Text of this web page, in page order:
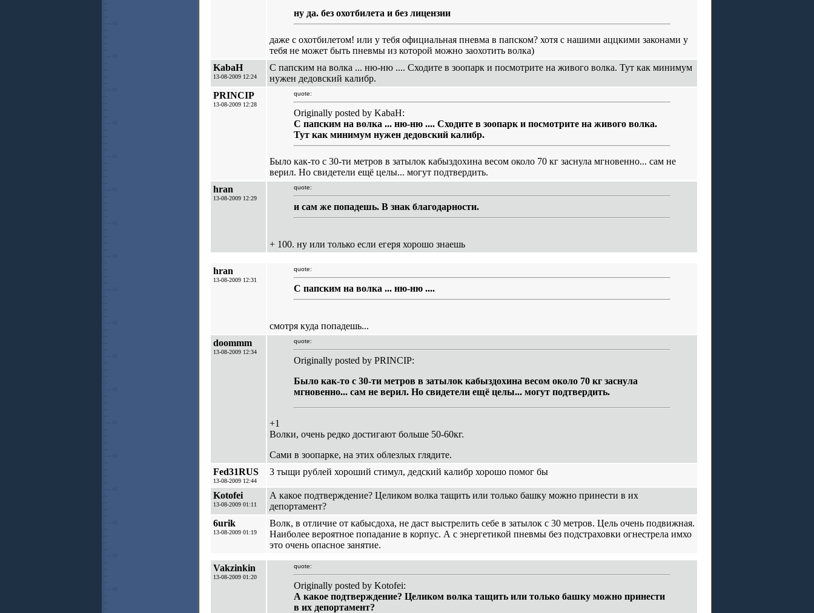
ну да. без охотбилета и без лицензии
даже с охотбилетом! или у тебя официальная пневма в папском? хотя с нашими аццкими законами у
тебя не может быть пневмы из которой можно заохотить волка)
KabaH
13-08-2009 12:24
С папским на волка ... ню-ню .... Сходите в зоопарк и посмотрите на живого волка. Тут как минимум
нужен дедовский калибр.
PRINCIP
13-08-2009 12:28
quote:
Originally posted by KabaH:
С папским на волка ... ню-ню .... Сходите в зоопарк и посмотрите на живого волка.
Тут как минимум нужен дедовский калибр.
Было как-то с 30-ти метров в затылок кабыздохина весом около 70 кг заснула мгновенно... сам не
верил. Но свидетели ещё целы... могут подтвердить.
hran
13-08-2009 12:29
quote:
и сам же попадешь. В знак благодарности.
+ 100. ну или только если егеря хорошо знаешь
hran
13-08-2009 12:31
quote:
С папским на волка ... ню-ню ....
смотря куда попадешь...
doommm
13-08-2009 12:34
quote:
Originally posted by PRINCIP:
Было как-то с 30-ти метров в затылок кабыздохина весом около 70 кг заснула
мгновенно... сам не верил. Но свидетели ещё целы... могут подтвердить.
+1
Волки, очень редко достигают больше 50-60кг.
Сами в зоопарке, на этих облезлых глядите.
Fed31RUS
13-08-2009 12:44
3 тыщи рублей хороший стимул, дедский калибр хорошо помог бы
Kotofei
13-08-2009 01:11
А какое подтверждение? Целиком волка тащить или только башку можно принести в их
депортамент?
6urik
13-08-2009 01:19
Волк, в отличие от кабысдоха, не даст выстрелить себе в затылок с 30 метров. Цель очень подвижная.
Наиболее вероятное попадание в корпус. А с энергетикой пневмы без подстраховки огнестрела имхо
это очень опасное занятие.
Vakzinkin
13-08-2009 01:20
quote:
Originally posted by Kotofei:
А какое подтверждение? Целиком волка тащить или только башку можно принести
в их депортамент?